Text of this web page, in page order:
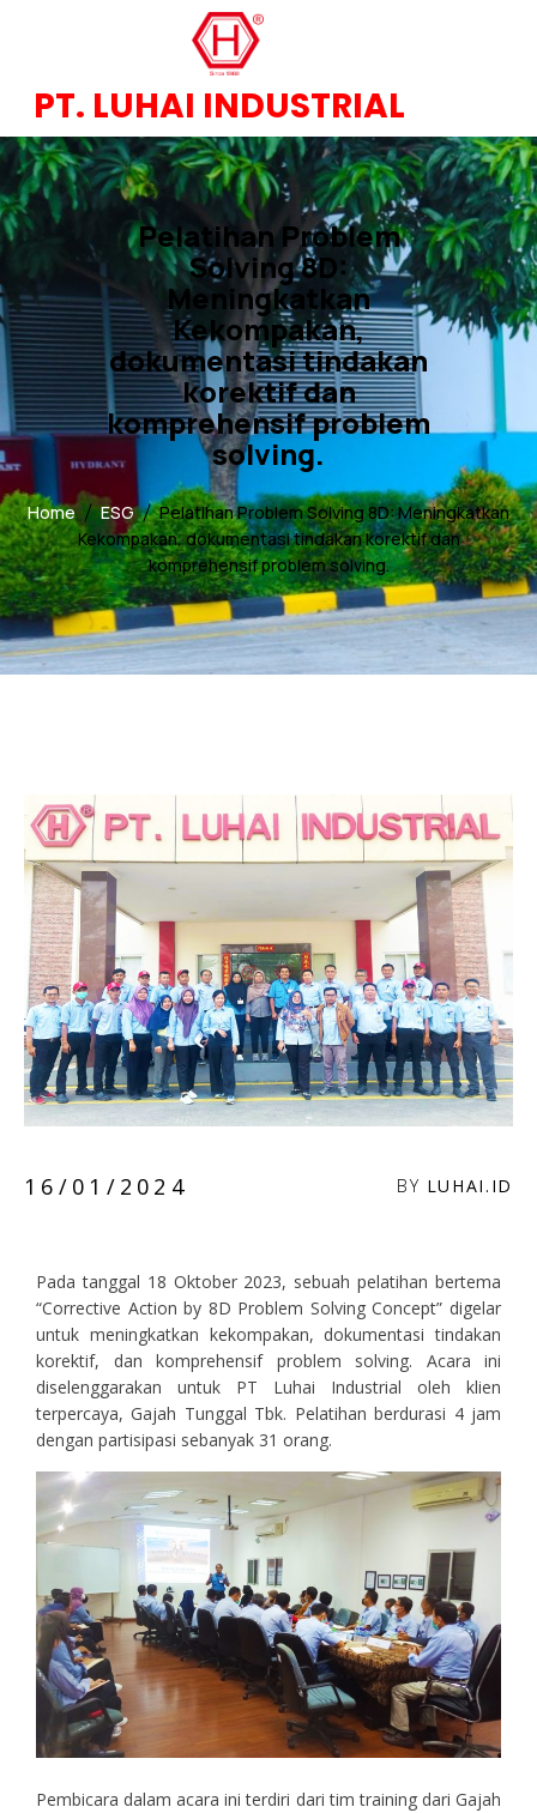
PT. LUHAI INDUSTRIAL
Pelatihan Problem
Solving 8D:
Meningkatkan
Kekompakan,
dokumentasi tindakan
korektif dan
komprehensif problem
solving.
Home ESG
Pelatihan Problem Solving 8D: Meningkatkan
Kekompakan, dokumentasi tindakan korektif dan
komprehensif problem solving.
16/01/2024 BY LUHAI.ID
Pada tanggal 18 Oktober 2023, sebuah pelatihan bertema
“Corrective Action by 8D Problem Solving Concept” digelar
untuk meningkatkan kekompakan, dokumentasi tindakan
korektif, dan komprehensif problem solving. Acara ini
diselenggarakan untuk PT Luhai Industrial oleh klien
terpercaya, Gajah Tunggal Tbk. Pelatihan berdurasi 4 jam
dengan partisipasi sebanyak 31 orang.
Pembicara dalam acara ini terdiri dari tim training dari Gajah